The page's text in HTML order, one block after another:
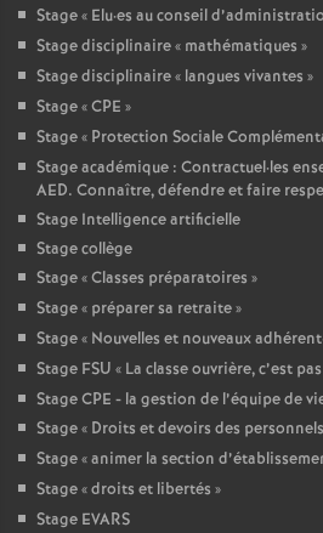
Stage « Elu·es au conseil
Stage disciplinaire « mathématiques »
Stage disciplinaire « langues vivantes »
Stage «CPE »
Stage « Protection Sociale
Stage académique : Contractuel·les
AED. Connaître, défendre et faire
Stage Intelligence artificielle
Stage collège
Stage «Classes préparatoires »
Stage « préparer sa retraite»
Stage « Nouvelles et nouveaux adhérent
Stage FSU « La classe ouvrière, c’est
Stage CPE - la gestion de l’équipe de
Stage « Droits et devoirs des personnels
Stage «animer la section
Stage «droits et libertés »
Stage EVARS